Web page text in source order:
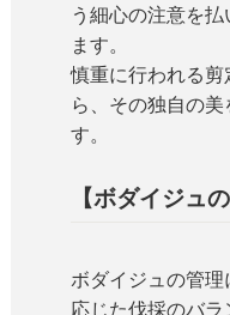
う細心の注意を
ます。
慎重に行われる
ら、その独自の
す。
【ボダイジュ
ボダイジュの管
応じた伐採のバ